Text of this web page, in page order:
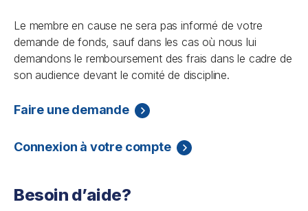
Le membre en cause ne sera pas informé de votre
demande de fonds, sauf dans les cas où nous lui
demandons le remboursement des frais dans le cadre de
son audience devant le comité de discipline.
Faire une demande
Connexion à votre compte
Besoin d’aide?